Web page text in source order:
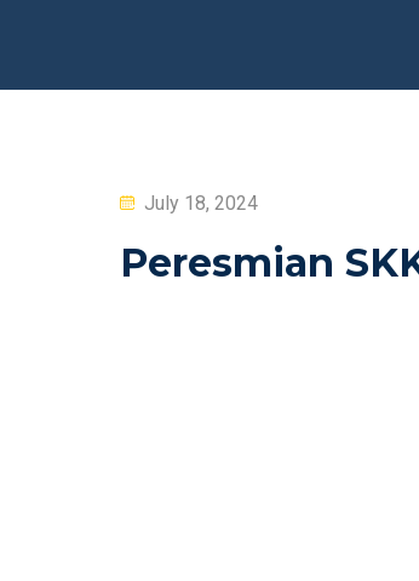
Posted
July 18, 2024
Peresmian